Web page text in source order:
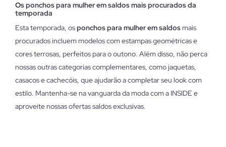
Os ponchos para mulher em saldos mais procurados da
temporada
Esta temporada, osponchos para mulher em saldosmais
procurados incluem modelos com estampas geométricas e
cores terrosas, perfeitos para o outono. Além disso, não perca
nossas outras categorias complementares, como jaquetas,
casacos e cachecóis, que ajudarão a completar seu look com
estilo. Mantenha-se na vanguarda da moda com a INSIDE e
aproveite nossas ofertas saldos exclusivas.